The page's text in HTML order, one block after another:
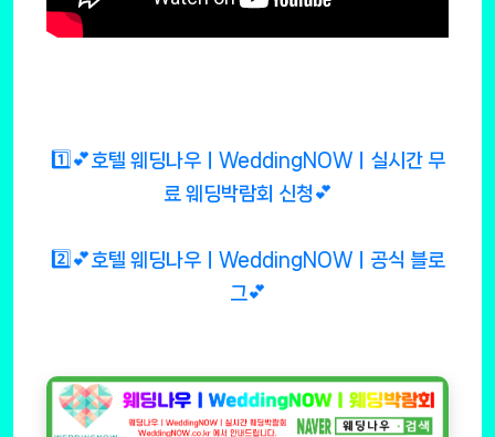
1️⃣💕호텔 웨딩나우ㅣWeddingNOWㅣ실시간 무
료 웨딩박람회 신청💕
2️⃣💕호텔 웨딩나우ㅣWeddingNOWㅣ공식 블로
그💕